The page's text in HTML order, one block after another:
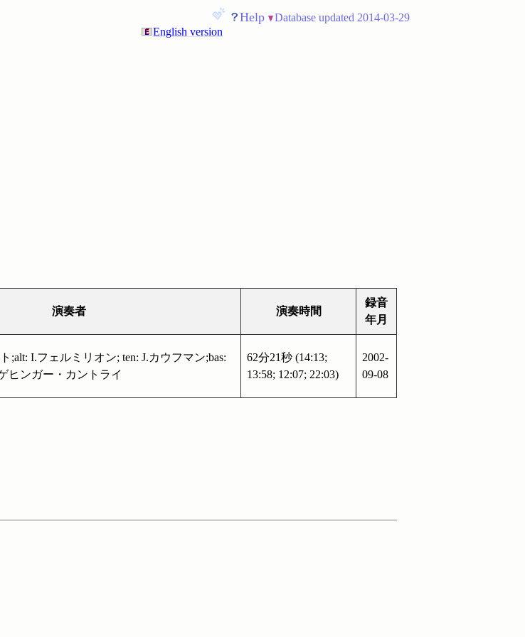
Help Database updated 2014-03-29
English version
演奏者 演奏時間
録音
年月
;alt: I.フェルミリオン; ten: J.カウフマン;bas:
ヒンガー・カントライ
62分21秒 (14:13;
13:58; 12:07; 22:03)
2002-
09-08